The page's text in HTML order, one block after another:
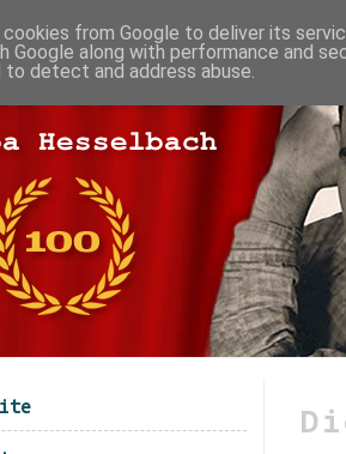
from Google to deliver its
Google along with performance and
detect and address abuse.